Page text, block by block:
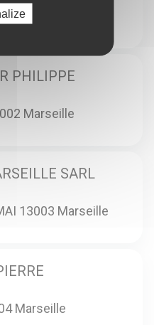
Marseille
PHILIPPE
Marseille
SARL
13003 Marseille
Marseille